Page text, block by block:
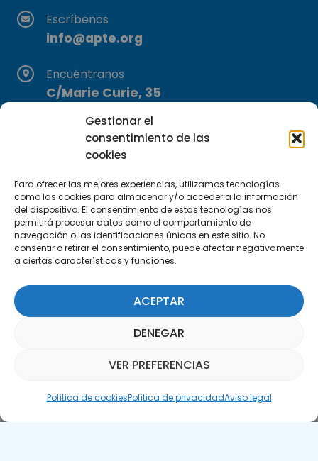
Gestionar el
consentimiento de las
cookies
Para ofrecer las mejores experiencias, utilizamos tecnologías
como las cookies para almacenar y/o acceder a la información
del dispositivo. El consentimiento de estas tecnologías nos
permitirá procesar datos como el comportamiento de
navegación o las identificaciones únicas en este sitio. No
consentir o retirar el consentimiento, puede afectar negativamente
a ciertas características y funciones.
ACEPTAR
DENEGAR
VER PREFERENCIAS
Política de cookiesPolítica de privacidadAviso legal
Escríbenos
info@apte.org
Encuéntranos
C/Marie Curie, 35
29590 Campanillas, Málaga
Suscríbete a nuestra Newsletter
SUSCRÍBETE AQUÍ